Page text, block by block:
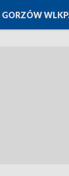
GORZÓW TVP